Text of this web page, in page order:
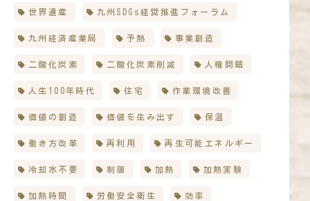
世界遺産 九州SDGs経営推進フォーラム
九州経済産業局 予熱 事業創造
二酸化炭素 二酸化炭素削減 人権問題
人生100年時代 住宅 作業環境改善
価値の創造 価値を生み出す 保温
働き方改革 再利用 再生可能エネルギー
冷却水不要 制御 加熱 加熱実験
加熱時間 労働安全衛生 効率